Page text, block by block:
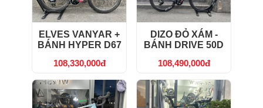
ELVES VANYAR +
BÁNH HYPER D67
108,330,000đ
DIZO ĐỎ XÁM -
BÁNH DRIVE 50D
108,490,000đ